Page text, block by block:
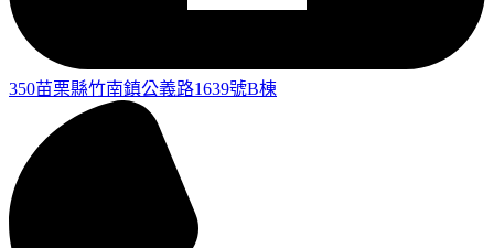
350苗栗縣竹南鎮公義路1639號B棟